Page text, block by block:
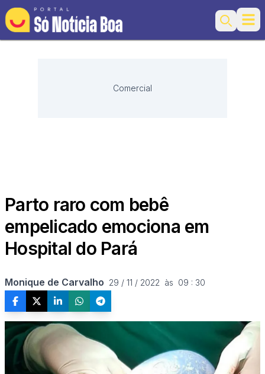
Search
Comercial
Parto raro com bebê
empelicado emociona em
Hospital do Pará
Monique de Carvalho 29 / 11 / 2022  às  09 : 30